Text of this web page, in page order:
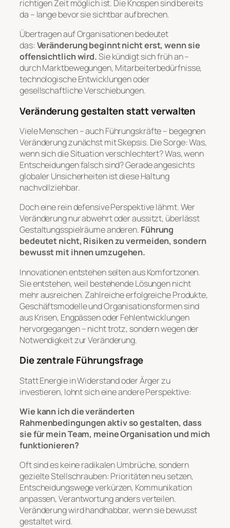
richtigen Zeit möglich ist. Die Knospen sind bereits
da – lange bevor sie sichtbar aufbrechen.
Übertragen auf Organisationen bedeutet
das: Veränderung beginnt nicht erst, wenn sie
offensichtlich wird.Sie kündigt sich früh an –
durch Marktbewegungen, Mitarbeiterbedürfnisse,
technologische Entwicklungen oder
gesellschaftliche Verschiebungen.
Veränderung gestalten statt verwalten
Viele Menschen – auch Führungskräfte – begegnen
Veränderung zunächst mit Skepsis. Die Sorge: Was,
wenn sich die Situation verschlechtert? Was, wenn
Entscheidungen falsch sind? Gerade angesichts
globaler Unsicherheiten ist diese Haltung
nachvollziehbar.
Doch eine rein defensive Perspektive lähmt. Wer
Veränderung nur abwehrt oder aussitzt, überlässt
Gestaltungsspielräume anderen. Führung
bedeutet nicht, Risiken zu vermeiden, sondern
bewusst mit ihnen umzugehen.
Innovationen entstehen selten aus Komfortzonen.
Sie entstehen, weil bestehende Lösungen nicht
mehr ausreichen. Zahlreiche erfolgreiche Produkte,
Geschäftsmodelle und Organisationsformen sind
aus Krisen, Engpässen oder Fehlentwicklungen
hervorgegangen – nicht trotz, sondern wegen der
Notwendigkeit zur Veränderung.
Die zentrale Führungsfrage
Statt Energie in Widerstand oder Ärger zu
investieren, lohnt sich eine andere Perspektive:
Wie kann ich die veränderten
Rahmenbedingungen aktiv so gestalten, dass
sie für mein Team, meine Organisation und mich
funktionieren?
Oft sind es keine radikalen Umbrüche, sondern
gezielte Stellschrauben: Prioritäten neu setzen,
Entscheidungswege verkürzen, Kommunikation
anpassen, Verantwortung anders verteilen.
Veränderung wird handhabbar, wenn sie bewusst
gestaltet wird.